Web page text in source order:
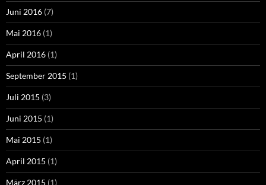
Juni 2016 (7)
Mai 2016 (1)
April 2016 (1)
September 2015 (1)
Juli 2015 (3)
Juni 2015 (1)
Mai 2015 (1)
April 2015 (1)
März 2015 (1)